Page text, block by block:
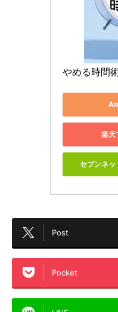
やめる時間
楽天
セブンネッ
Post
Pocket